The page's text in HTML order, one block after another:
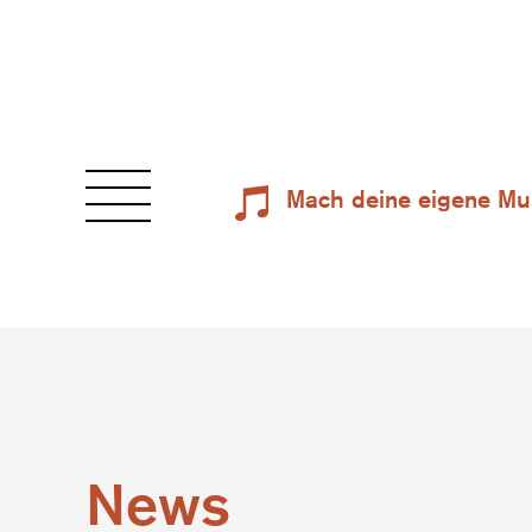
Mach deine eigene
News